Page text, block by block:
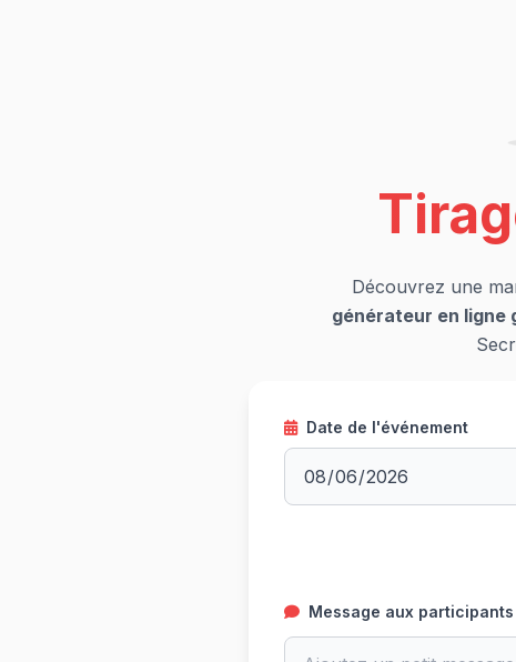
Découvrez une
générateur en ligne
Date de l'événement
Message aux